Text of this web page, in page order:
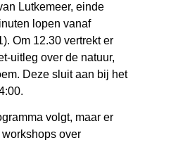
Lutkemeer, einde
lopen vanaf
Om 12.30 vertrekt er
uitleg over de natuur,
Deze sluit aan bij het
volgt, maar er
over